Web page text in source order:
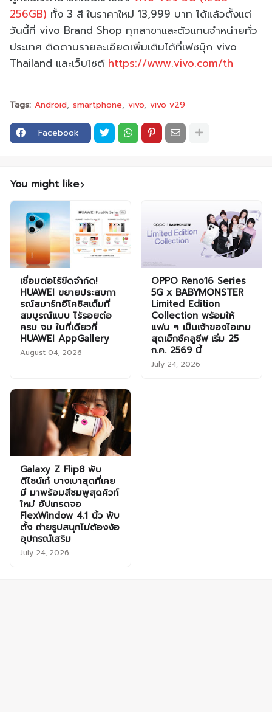
256GB) ทั้ง 3 สี ในราคาใหม่ 13,999 บาท ได้แล้วตั้งแต่
วันนี้ที่ vivo Brand Shop ทุกสาขาและตัวแทนจำหน่ายทั่ว
ประเทศ ติดตามรายละเอียดเพิ่มเติมได้ที่เฟซบุ๊ก vivo
Thailand และเว็บไซต์ https://www.vivo.com/th
Tags: Android smartphone vivo vivo v29
Facebook
You might like
เชื่อมต่อไร้ขีดจำกัด!
HUAWEI ขยายประสบกา
รณ์สมาร์ทอีโคซิสเต็มที่
สมบูรณ์แบบ ไร้รอยต่อ
ครบ จบ ในที่เดียวที่
HUAWEI AppGallery
August 04, 2026
OPPO Reno16 Series
5G x BABYMONSTER
Limited Edition
Collection พร้อมให้
แฟน ๆ เป็นเจ้าของไอเทม
สุดเอ็กซ์คลูซีฟ เริ่ม 25
ก.ค. 2569 นี้
July 24, 2026
Galaxy Z Flip8 พับ
ดีไซน์เก๋ บางเบาสุดที่เคย
มี มาพร้อมสีชมพูสุดคิวท์
ใหม่ อัปเกรดจอ
FlexWindow 4.1 นิ้ว พับ
ตั้ง ถ่ายรูปสนุกไม่ต้องง้อ
อุปกรณ์เสริม
July 24, 2026